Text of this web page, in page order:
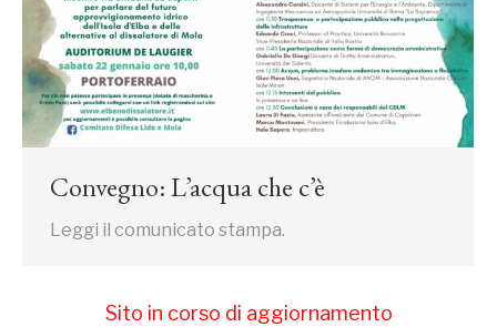
Convegno: L’acqua che c’è
Leggi il comunicato stampa.
Sito in corso di aggiornamento